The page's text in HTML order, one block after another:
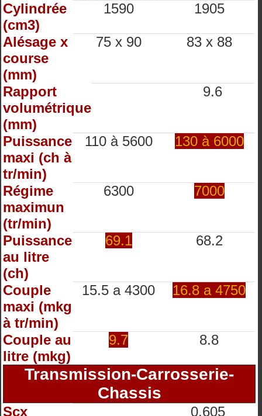
Cylindrée
(cm3)
1590 1905
Alésage x
course
(mm)
75 x 90 83 x 88
Rapport
volumétrique
(mm)
9.6
Puissance
maxi (ch à
tr/min)
110 à 5600 130 à 6000
Régime
maximun
(tr/min)
6300 7000
Puissance
au litre
(ch)
69.1 68.2
Couple
maxi (mkg
à tr/min)
15.5 a 4300 16.8 a 4750
Couple au
litre (mkg)
9.7 8.8
Transmission-Carrosserie-
Chassis
Scx 0.605